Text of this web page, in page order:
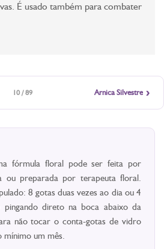
É usado também para combater
10 / 89 Arnica Silvestre ›
fórmula floral pode ser feita por
ou preparada por terapeuta floral.
8 gotas duas vezes ao dia ou 4
direto na boca abaixo da
não tocar o conta-gotas de vidro
mínimo um mês.